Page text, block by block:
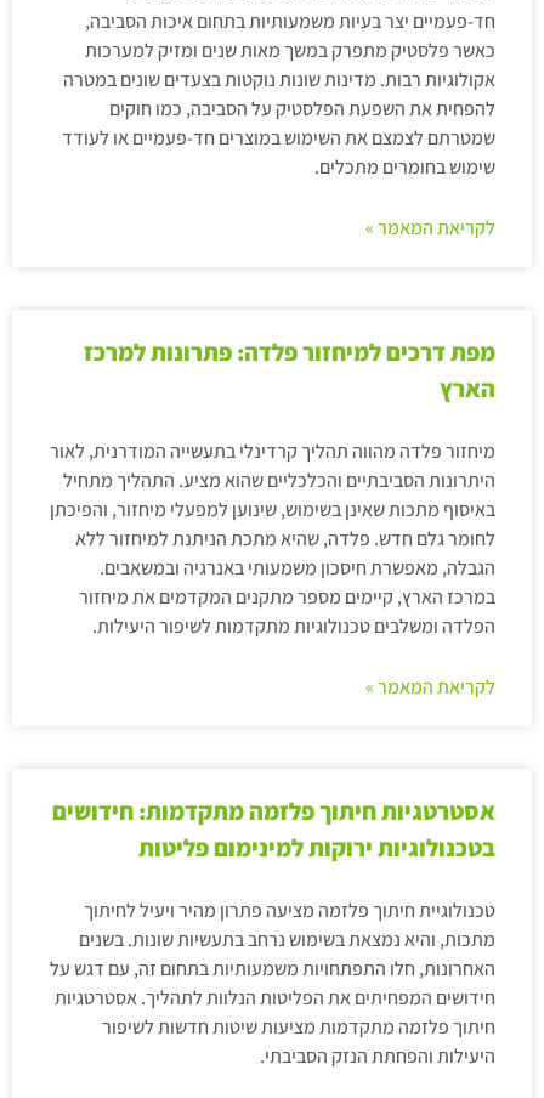
חד-פעמיים יצר בעיות משמעותיות בתחום איכות הסביבה,
כאשר פלסטיק מתפרק במשך מאות שנים ומזיק למערכות
אקולוגיות רבות. מדינות שונות נוקטות בצעדים שונים במטרה
להפחית את השפעת הפלסטיק על הסביבה, כמו חוקים
שמטרתם לצמצם את השימוש במוצרים חד-פעמיים או לעודד
שימוש בחומרים מתכלים.
לקריאת המאמר »
מפת דרכים למיחזור פלדה: פתרונות למרכז
הארץ
מיחזור פלדה מהווה תהליך קרדינלי בתעשייה המודרנית, לאור
היתרונות הסביבתיים והכלכליים שהוא מציע. התהליך מתחיל
באיסוף מתכות שאינן בשימוש, שינוען למפעלי מיחזור, והפיכתן
לחומר גלם חדש. פלדה, שהיא מתכת הניתנת למיחזור ללא
הגבלה, מאפשרת חיסכון משמעותי באנרגיה ובמשאבים.
במרכז הארץ, קיימים מספר מתקנים המקדמים את מיחזור
הפלדה ומשלבים טכנולוגיות מתקדמות לשיפור היעילות.
לקריאת המאמר »
אסטרטגיות חיתוך פלזמה מתקדמות: חידושים
בטכנולוגיות ירוקות למינימום פליטות
טכנולוגיית חיתוך פלזמה מציעה פתרון מהיר ויעיל לחיתוך
מתכות, והיא נמצאת בשימוש נרחב בתעשיות שונות. בשנים
האחרונות, חלו התפתחויות משמעותיות בתחום זה, עם דגש על
חידושים המפחיתים את הפליטות הנלוות לתהליך. אסטרטגיות
חיתוך פלזמה מתקדמות מציעות שיטות חדשות לשיפור
היעילות והפחתת הנזק הסביבתי.